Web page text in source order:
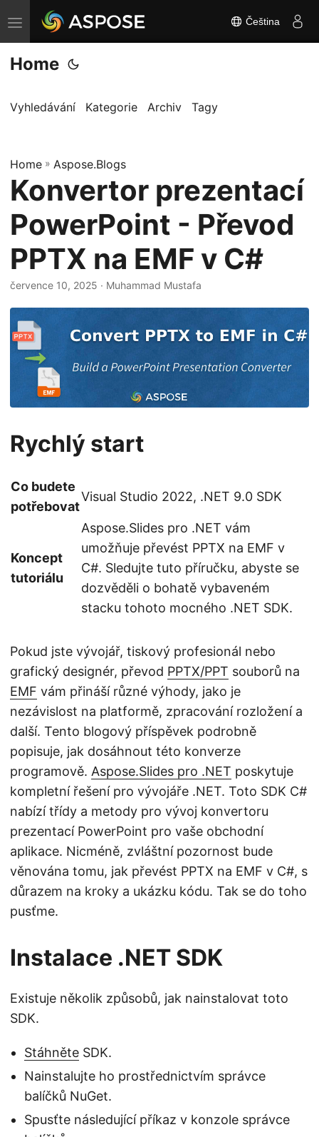
P
ř
e
n
t
n
a
v
g
a
c
i
Čeština
Home
Vyhledávání Kategorie Archiv Tagy
Home » Aspose.Blogs
Konvertor prezentací
PowerPoint - Převod
PPTX na EMF v C#
července 10, 2025 · Muhammad Mustafa
Rychlý start
Co budete
potřebovat
Visual Studio 2022, .NET 9.0 SDK
Koncept
tutoriálu
Aspose.Slides pro .NET vám
umožňuje převést PPTX na EMF v
C#. Sledujte tuto příručku, abyste se
dozvěděli o bohatě vybaveném
stacku tohoto mocného .NET SDK.
Pokud jste vývojář, tiskový profesionál nebo
grafický designér, převod PPTX/PPT souborů na
EMF vám přináší různé výhody, jako je
nezávislost na platformě, zpracování rozložení a
další. Tento blogový příspěvek podrobně
popisuje, jak dosáhnout této konverze
programově. Aspose.Slides pro .NET poskytuje
kompletní řešení pro vývojáře .NET. Toto SDK C#
nabízí třídy a metody pro vývoj konvertoru
prezentací PowerPoint pro vaše obchodní
aplikace. Nicméně, zvláštní pozornost bude
věnována tomu, jak převést PPTX na EMF v C#, s
důrazem na kroky a ukázku kódu. Tak se do toho
pusťme.
Instalace .NET SDK
Existuje několik způsobů, jak nainstalovat toto
SDK.
Stáhněte SDK.
Nainstalujte ho prostřednictvím správce
balíčků NuGet.
Spusťte následující příkaz v konzole správce